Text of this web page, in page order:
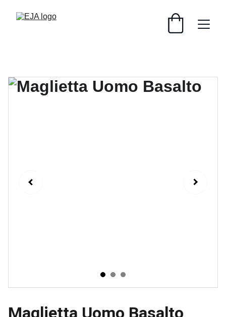
Maglietta Uomo Basalto